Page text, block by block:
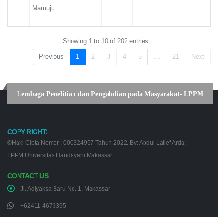
Mamuju
Showing 1 to 10 of 202 entries
Previous 1 2 3 4 5 … 21 Next
Lembaga Penelitian dan Pengabdian pada Masyarakat- LPPM
COPY RIGHT:
©Haki Cipta Nomor : 000324957 Tahun 2022, By: Abdul Latief Arda:
LPPM Universitas Handayani Makassar.
CONTACT US
Jl. Adiyaksa Baru No. 1, Makassar
+62411-4673395